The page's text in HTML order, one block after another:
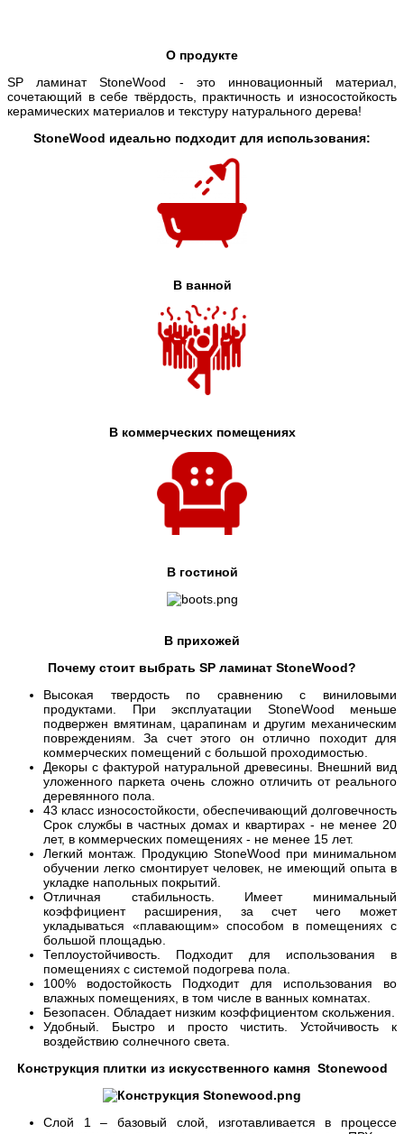
О продукте
SP ламинат StoneWood - это инновационный материал,
сочетающий в себе твёрдость, практичность и износостойкость
керамических материалов и текстуру натурального дерева!
StoneWood идеально подходит для использования:
В ванной
В коммерческих помещениях
В гостиной
В прихожей
Почему стоит выбрать SP ламинат StoneWood?
Высокая твердость по сравнению с виниловыми
продуктами. При эксплуатации StoneWood меньше
подвержен вмятинам, царапинам и другим механическим
повреждениям. За счет этого он отлично походит для
коммерческих помещений с большой проходимостью.
Декоры с фактурой натуральной древесины. Внешний вид
уложенного паркета очень сложно отличить от реального
деревянного пола.
43 класс износостойкости, обеспечивающий долговечность
Срок службы в частных домах и квартирах - не менее 20
лет, в коммерческих помещениях - не менее 15 лет.
Легкий монтаж. Продукцию StoneWood при минимальном
обучении легко смонтирует человек, не имеющий опыта в
укладке напольных покрытий.
Отличная стабильность. Имеет минимальный
коэффициент расширения, за счет чего может
укладываться «плавающим» способом в помещениях с
большой площадью.
Теплоустойчивость. Подходит для использования в
помещениях с системой подогрева пола.
100% водостойкость Подходит для использования во
влажных помещениях, в том числе в ванных комнатах.
Безопасен. Обладает низким коэффициентом скольжения.
Удобный. Быстро и просто чистить. Устойчивость к
воздействию солнечного света.
Конструкция плитки из искусственного камня Stonewood
Слой 1 – базовый слой, изготавливается в процессе